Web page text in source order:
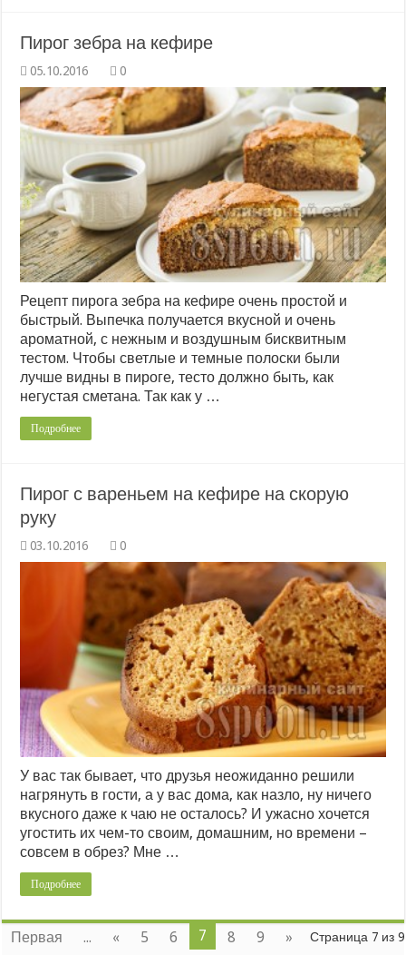
Пирог зебра на кефире
0
Рецепт пирога зебра на кефире очень простой и
быстрый. Выпечка получается вкусной и очень
ароматной, с нежным и воздушным бисквитным
тестом. Чтобы светлые и темные полоски были
лучше видны в пироге, тесто должно быть, как
негустая сметана. Так как у …
Подробнее
Пирог с вареньем на кефире на скорую
руку
0
У вас так бывает, что друзья неожиданно решили
нагрянуть в гости, а у вас дома, как назло, ну ничего
вкусного даже к чаю не осталось? И ужасно хочется
угостить их чем-то своим, домашним, но времени –
совсем в обрез? Мне …
Подробнее
Страница 7 из 9
Первая ... « 5 6 7 8 9 »